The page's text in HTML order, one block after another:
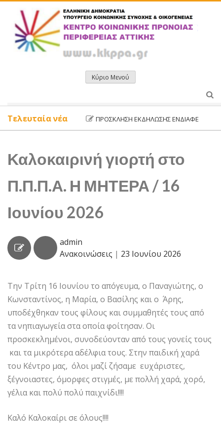
περιεχόμενο
Κύριο Μενού
ΠΡΌΣΚΛΗΣΗ ΕΚΔΉΛΩΣΗΣ ΕΝΔΙΑΦΈΡΟΝΤΟΣ ΔΥΝΗΤΙΚΆ
Τελευταία νέα
Καλοκαιρινή γιορτή στο
Π.Π.Π.Α. Η ΜΗΤΕΡΑ / 16
Ιουνίου 2026
admin
Ανακοινώσεις | 23 Ιουνίου 2026
Την Τρίτη 16 Ιουνίου το απόγευμα, ο Παναγιώτης, ο
Κωνσταντίνος, η Μαρία, ο Βασίλης και ο Άρης,
υποδέχθηκαν τους φίλους και συμμαθητές τους από
τα νηπιαγωγεία στα οποία φοίτησαν. Οι
προσκεκλημένοι, συνοδεύονταν από τους γονείς τους
και τα μικρότερα αδέλφια τους. Στην παιδική χαρά
του Κέντρο μας, όλοι μαζί ζήσαμε ευχάριστες,
ξέγνοιαστες, όμορφες στιγμές, με πολλή χαρά, χορό,
γέλια και πολύ πολύ παιχνίδι!!!!
Καλό Καλοκαίρι σε όλους!!!!